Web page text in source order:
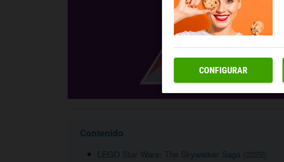
Contenido
LEGO Star Wars: The Skywalker Saga (2022)
CONFIGURAR